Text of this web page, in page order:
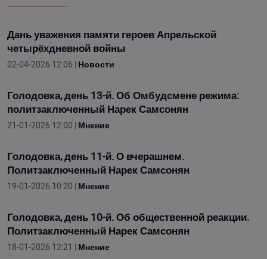
Дань уважения памяти героев Апрельской
четырёхдневной войны
02-04-2026 12:06 | Новости
Голодовка, день 13-й. Об Омбудсмене режима:
политзаключенный Нарек Самсонян
21-01-2026 12:00 | Мнение
Голодовка, день 11-й. О вчерашнем.
Политзаключенный Нарек Самсонян
19-01-2026 10:20 | Мнение
Голодовка, день 10-й. Об общественной реакции.
Политзаключенный Нарек Самсонян
18-01-2026 12:21 | Мнение